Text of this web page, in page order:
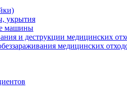
укрытия
машины
и деструкции медицинских
медицинских